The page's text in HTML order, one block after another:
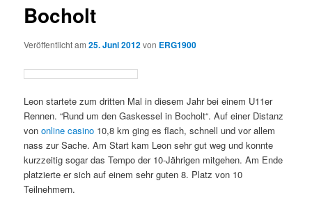
Bocholt
Veröffentlicht am25. Juni 2012von ERG1900
Leon startete zum dritten Mal in diesem Jahr bei einem U11er
Rennen. “Rund um den Gaskessel in Bocholt“. Auf einer Distanz
vononline casino 10,8 km ging es flach, schnell und vor allem
nass zur Sache. Am Start kam Leon sehr gut weg und konnte
kurzzeitig sogar das Tempo der 10-Jährigen mitgehen. Am Ende
platzierte er sich auf einem sehr guten 8. Platz von 10
Teilnehmern.